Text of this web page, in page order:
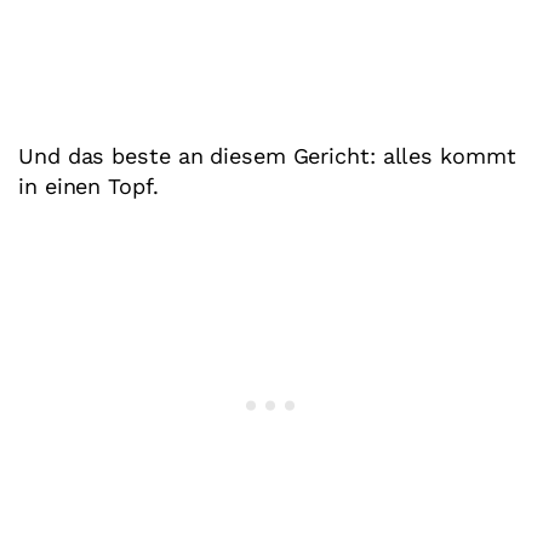
Und das beste an diesem Gericht: alles kommt
in einen Topf.